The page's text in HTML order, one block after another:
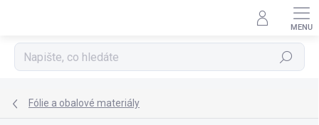
Hledat
Fólie a obalové materiály